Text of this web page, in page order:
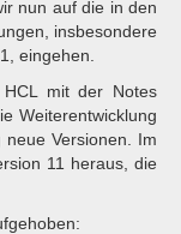
nun auf die in den
insbesondere
eingehen.
mit der Notes
Weiterentwicklung
Versionen. Im
11 heraus, die